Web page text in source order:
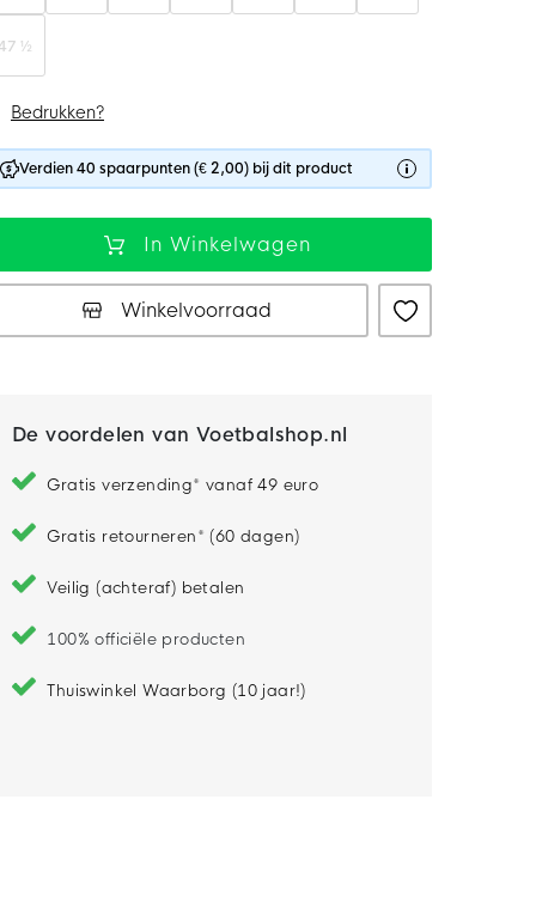
½
Bedrukken?
Verdien 40 spaarpunten (€ 2,00) bij dit product
In Winkelwagen
Winkelvoorraad
De voordelen van Voetbalshop.nl
Gratis verzending* vanaf 49 euro
Gratis retourneren* (60 dagen)
Veilig (achteraf) betalen
100% officiële producten
Thuiswinkel Waarborg (10 jaar!)